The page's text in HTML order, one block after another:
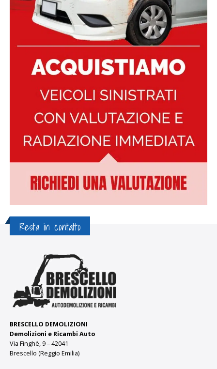
Resta in contatto
BRESCELLO DEMOLIZIONI
Demolizioni e Ricambi Auto
Via Finghè, 9 – 42041
Brescello (Reggio Emilia)